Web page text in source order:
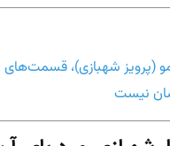
(پرویز شهبازی)، قسمت‌های
نیست